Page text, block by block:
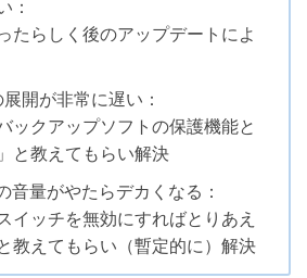
：
たらしく後のアップデートによ
開が非常に遅い：
ックアップソフトの保護機能と
と教えてもらい解決
音量がやたらデカくなる：
イッチを無効にすればとりあえ
教えてもらい（暫定的に）解決